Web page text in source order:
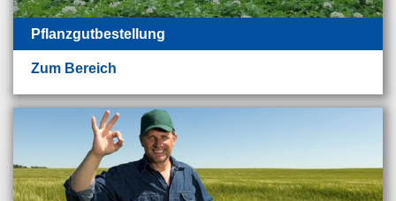
Pflanzgutbestellung
Zum Bereich